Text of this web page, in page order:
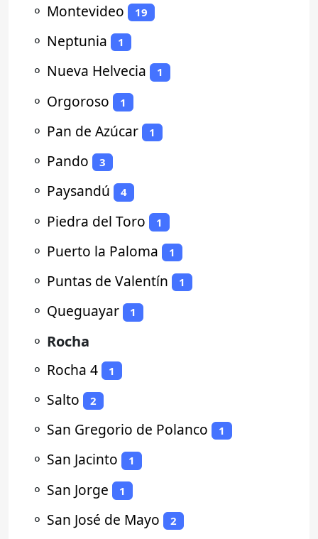
⚬ Montevideo 19
⚬ Neptunia 1
⚬ Nueva Helvecia 1
⚬ Orgoroso 1
⚬ Pan de Azúcar 1
⚬ Pando 3
⚬ Paysandú 4
⚬ Piedra del Toro 1
⚬ Puerto la Paloma 1
⚬ Puntas de Valentín 1
⚬ Queguayar 1
⚬ Rocha
⚬ Rocha 4 1
⚬ Salto 2
⚬ San Gregorio de Polanco 1
⚬ San Jacinto 1
⚬ San Jorge 1
⚬ San José de Mayo 2